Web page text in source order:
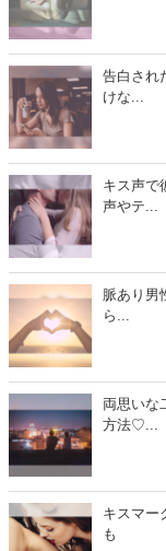
告白され
けな...
キス声で
声やテ...
脈あり男
ら...
両思いな
方法♡...
キスマー
も